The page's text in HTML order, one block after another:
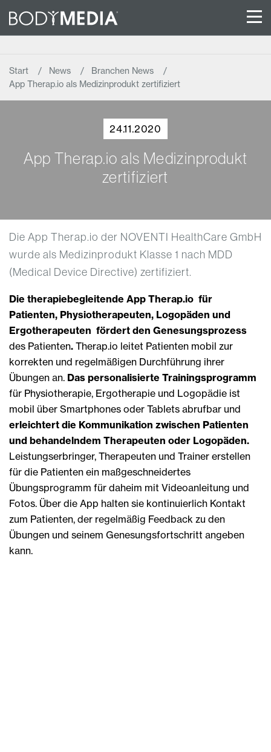
Start News
Branchen News
App Therap.io als Medizinprodukt zertifiziert
24.11.2020
App Therap.io als Medizinprodukt
zertifiziert
Die App Therap.io der NOVENTI HealthCare GmbH
wurde als Medizinprodukt Klasse 1 nach MDD
(Medical Device Directive) zertifiziert.
Die therapiebegleitende App Therap.io für
Patienten, Physiotherapeuten, Logopäden und
Ergotherapeuten fördert den Genesungsprozess
des Patienten. Therap.io leitet Patienten mobil zur
korrekten und regelmäßigen Durchführung ihrer
Übungen an. Das personalisierte Trainingsprogramm
für Physiotherapie, Ergotherapie und Logopädie ist
mobil über Smartphones oder Tablets abrufbar und
erleichtert die Kommunikation zwischen Patienten
und behandelndem Therapeuten oder Logopäden.
Leistungserbringer, Therapeuten und Trainer erstellen
für die Patienten ein maßgeschneidertes
Übungsprogramm für daheim mit Videoanleitung und
Fotos. Über die App halten sie kontinuierlich Kontakt
zum Patienten, der regelmäßig Feedback zu den
Übungen und seinem Genesungsfortschritt angeben
kann.